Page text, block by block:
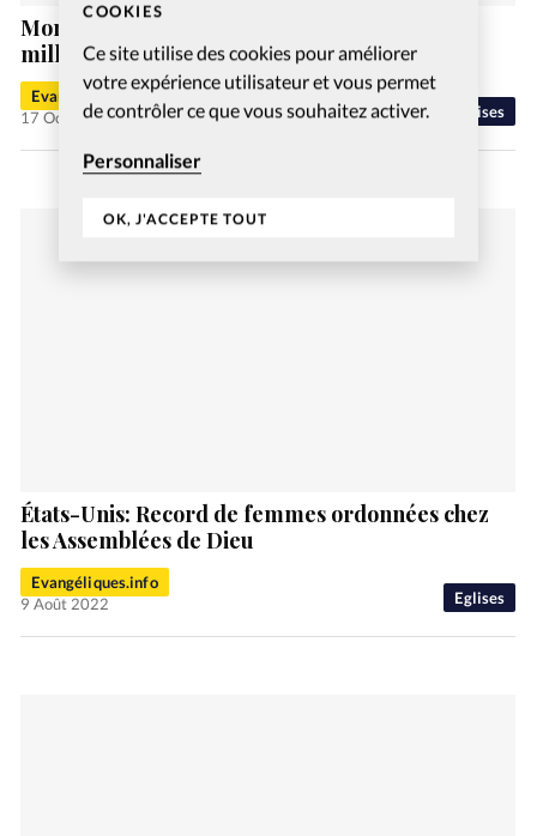
COOKIES
Ce site utilise des cookies pour améliorer
votre expérience utilisateur et vous permet
de contrôler ce que vous souhaitez activer.
Personnaliser
OK, J'ACCEPTE TOUT
Eglises
Monde: Les Assemblées de Dieu rêvent d’un
million d’Églises d’ici 2033
Evangéliques.info
17 Oct 2023
Eglises
États-Unis: Record de femmes ordonnées chez
les Assemblées de Dieu
Evangéliques.info
9 Août 2022